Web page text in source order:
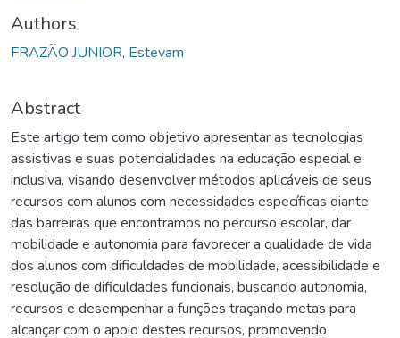
Authors
FRAZÃO JUNIOR, Estevam
Abstract
Este artigo tem como objetivo apresentar as tecnologias
assistivas e suas potencialidades na educação especial e
inclusiva, visando desenvolver métodos aplicáveis de seus
recursos com alunos com necessidades específicas diante
das barreiras que encontramos no percurso escolar, dar
mobilidade e autonomia para favorecer a qualidade de vida
dos alunos com dificuldades de mobilidade, acessibilidade e
resolução de dificuldades funcionais, buscando autonomia,
recursos e desempenhar a funções traçando metas para
alcançar com o apoio destes recursos, promovendo